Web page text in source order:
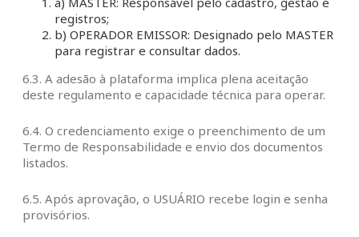
registros;
b) OPERADOR EMISSOR: Designado pelo MASTER
para registrar e consultar dados.
6.3. A adesão à plataforma implica plena aceitação
deste regulamento e capacidade técnica para operar.
6.4. O credenciamento exige o preenchimento de um
Termo de Responsabilidade e envio dos documentos
listados.
6.5. Após aprovação, o USUÁRIO recebe login e senha
provisórios.